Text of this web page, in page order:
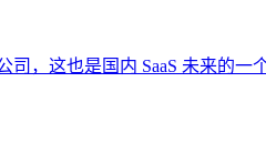
司，这也是国内 SaaS 未来的